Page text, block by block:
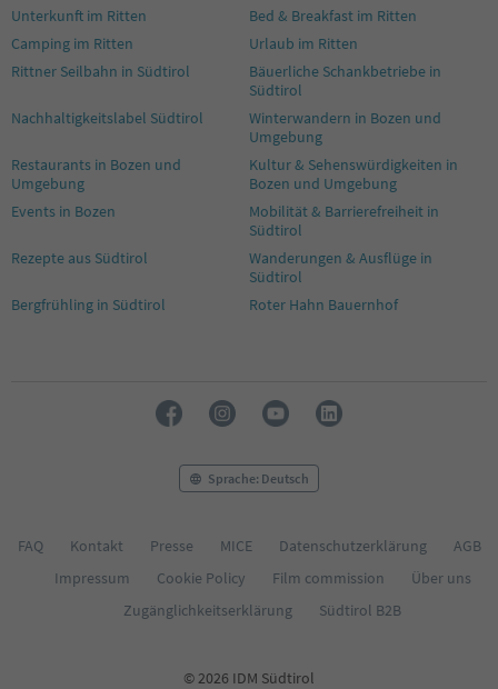
Unterkunft im Ritten
Bed & Breakfast im Ritten
Camping im Ritten
Urlaub im Ritten
Rittner Seilbahn in Südtirol
Bäuerliche Schankbetriebe in
Südtirol
Nachhaltigkeitslabel Südtirol
Winterwandern in Bozen und
Umgebung
Restaurants in Bozen und
Umgebung
Kultur & Sehenswürdigkeiten in
Bozen und Umgebung
Events in Bozen
Mobilität & Barrierefreiheit in
Südtirol
Rezepte aus Südtirol
Wanderungen & Ausflüge in
Südtirol
Bergfrühling in Südtirol
Roter Hahn Bauernhof
Sprache: Deutsch
FAQ Kontakt Presse MICE Datenschutzerklärung
AGB
Impressum
Cookie Policy Film commission
Über uns
Zugänglichkeitserklärung
Südtirol B2B
© 2026 IDM Südtirol